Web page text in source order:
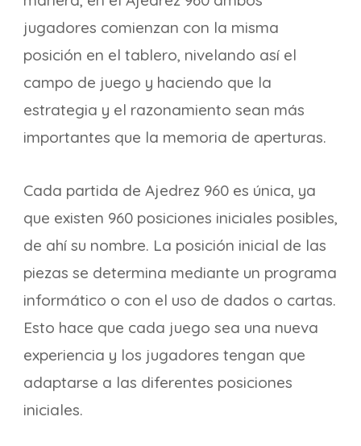
jugadores comienzan con la misma
posición en el tablero, nivelando así el
campo de juego y haciendo que la
estrategia y el razonamiento sean más
importantes que la memoria de aperturas.
Cada partida de Ajedrez 960 es única, ya
que existen 960 posiciones iniciales posibles,
de ahí su nombre. La posición inicial de las
piezas se determina mediante un programa
informático o con el uso de dados o cartas.
Esto hace que cada juego sea una nueva
experiencia y los jugadores tengan que
adaptarse a las diferentes posiciones
iniciales.